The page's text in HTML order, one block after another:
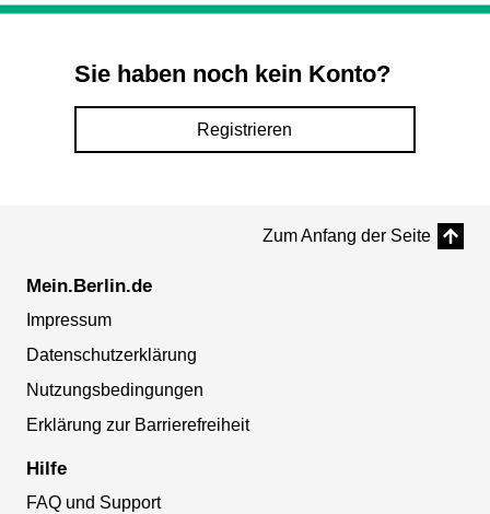
Sie haben noch kein Konto?
Registrieren
Zum Anfang der Seite
Mein.Berlin.de
Impressum
Datenschutzerklärung
Nutzungsbedingungen
Erklärung zur Barrierefreiheit
Hilfe
FAQ und Support